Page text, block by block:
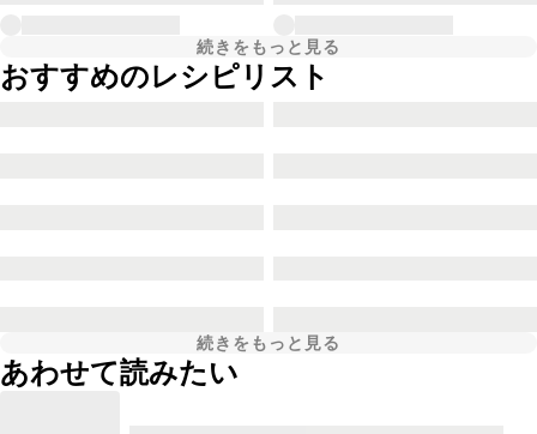
続きをもっと見る
おすすめのレシピリスト
続きをもっと見る
あわせて読みたい